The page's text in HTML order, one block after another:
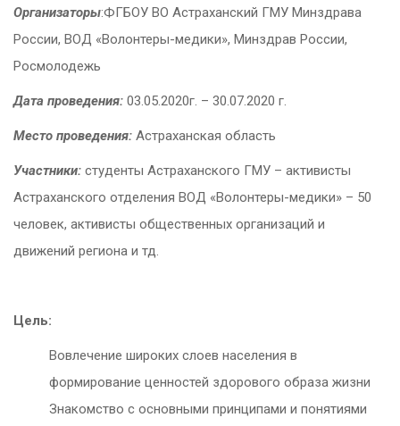
Организаторы:ФГБОУ ВО Астраханский ГМУ Минздрава
России, ВОД «Волонтеры-медики», Минздрав России,
Росмолодежь
Дата проведения: 03.05.2020г. – 30.07.2020 г.
Место проведения: Астраханская область
Участники: студенты Астраханского ГМУ – активисты
Астраханского отделения ВОД «Волонтеры-медики» – 50
человек, активисты общественных организаций и
движений региона и тд.
Цель:
Вовлечение широких слоев населения в
формирование ценностей здорового образа жизни
Знакомство с основными принципами и понятиями